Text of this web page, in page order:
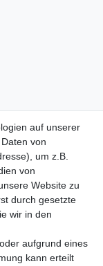
auf unserer
von
um z.B.
von
Website zu
durch gesetzte
wir in den
aufgrund eines
kann erteilt